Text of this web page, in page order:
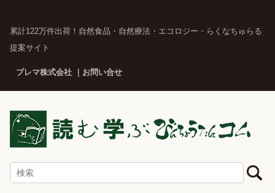
累計122万件出荷！自然食品・自然療法・エコロジー・らくなちゅらる
提案サイト
プレマ株式会社 お問い合せ